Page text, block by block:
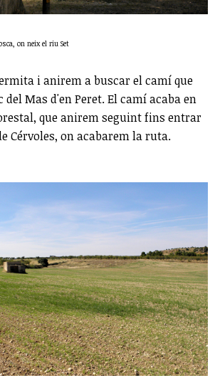
on neix el riu Set
i anirem a buscar el camí que
Mas d'en Peret. El camí acaba en
que anirem seguint fins entrar
Cérvoles, on acabarem la ruta.